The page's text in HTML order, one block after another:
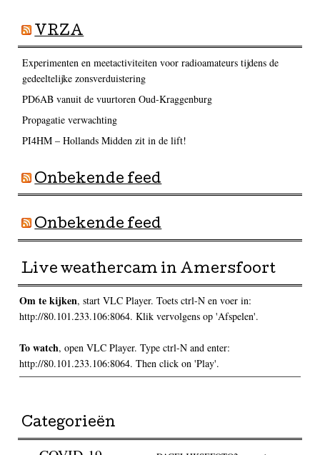
VRZA
Experimenten en meetactiviteiten voor radioamateurs tijdens de
gedeeltelijke zonsverduistering
PD6AB vanuit de vuurtoren Oud-Kraggenburg
Propagatie verwachting
PI4HM – Hollands Midden zit in de lift!
Onbekende feed
Onbekende feed
Live weathercam in Amersfoort
Om te kijken, start VLC Player. Toets ctrl-N en voer in:
http://80.101.233.106:8064. Klik vervolgens op 'Afspelen'.
To watch, open VLC Player. Type ctrl-N and enter:
http://80.101.233.106:8064. Then click on 'Play'.
Categorieën